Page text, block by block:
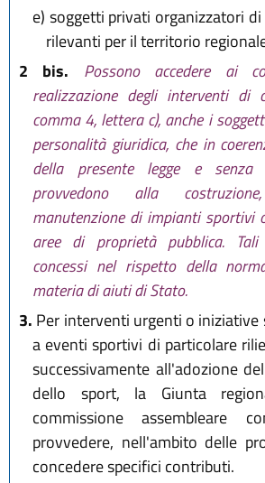
e) soggetti privati organizzatori
rilevanti per il territorio
2 bis.
Possono accedere ai
realizzazione degli interventi di
comma 4, lettera c), anche i
personalità giuridica, che in
della presente legge e
provvedono alla
manutenzione di impianti sportivi
aree di proprietà pubblica.
concessi nel rispetto della
materia di aiuti di Stato.
3. Per interventi urgenti o iniziative
a eventi sportivi di particolare
successivamente all'adozione
dello sport, la Giunta
commissione assembleare
provvedere, nell'ambito delle
concedere specifici contributi.